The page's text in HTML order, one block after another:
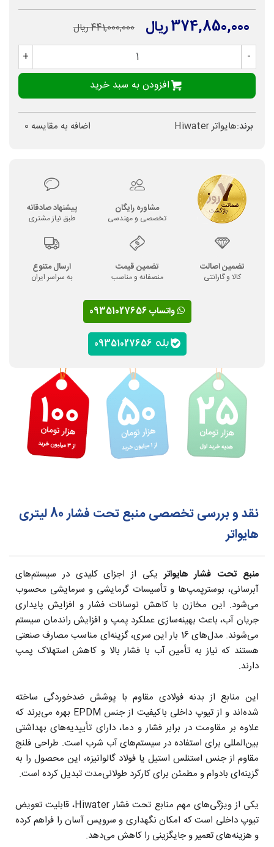
374,850,000 ریال 441,000,000 ریال
-
+
افزودن به سبد خرید
برند:هایواتر Hiwater اضافه به مقایسه 0
مشاوره رایگان
تخصصی و مهندسی
پیشنهاد صادقانه
طبق نیاز مشتری
تضمین اصالت
کالا و گارانتی
تضمین قیمت
منصفانه و مناسب
ارسال متنوع
به سراسر ایران
واتساپ 09351027656
نقد و بررسی تخصصی منبع تحت فشار 80 لیتری
هایواتر
منبع تحت فشار هایواتر یکی از اجزای کلیدی در سیستم‌های
آبرسانی، بوسترپمپ‌ها و تأسیسات گرمایشی و سرمایشی محسوب
می‌شود. این مخازن با کاهش نوسانات فشار و افزایش پایداری
جریان آب، باعث بهینه‌سازی عملکرد پمپ و افزایش راندمان سیستم
می‌شوند.
مدل‌های 16 بار این سری، گزینه‌ای مناسب مصارف صنعتی
هستند که نیاز به تأمین آب با فشار بالا و کاهش استهلاک پمپ
دارند.
این منابع از بدنه فولادی مقاوم با پوشش ضدخوردگی ساخته
شده‌اند و از تیوپ داخلی باکیفیت از جنس EPDM بهره می‌برند که
علاوه بر مقاومت در برابر فشار و دما، دارای تأییدیه‌های بهداشتی
بین‌المللی برای استفاده در سیستم‌های آب شرب است. طراحی فلنج
مقاوم از جنس استنلس استیل یا فولاد گالوانیزه، این محصول را به
گزینه‌ای بادوام و مطمئن برای کارکرد طولانی‌مدت تبدیل کرده است.
یکی از ویژگی‌های مهم منابع تحت فشار Hiwater، قابلیت تعویض
تیوپ داخلی است که امکان نگهداری و سرویس آسان را فراهم کرده
و هزینه‌های تعمیر و جایگزینی را کاهش می‌دهد.